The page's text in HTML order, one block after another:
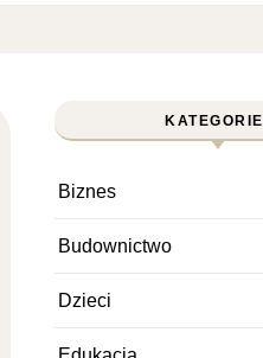
KATEGORIE
Biznes
Budownictwo
Dzieci